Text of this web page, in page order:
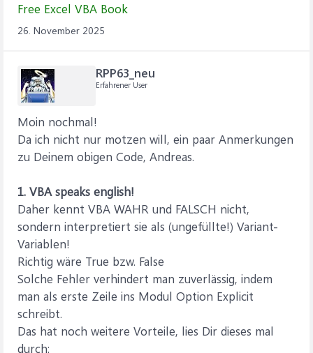
Free Excel VBA Book
26. November 2025
RPP63_neu
Erfahrener User
Moin nochmal!
Da ich nicht nur motzen will, ein paar Anmerkungen
zu Deinem obigen Code, Andreas.
1. VBA speaks english!
Daher kennt VBA WAHR und FALSCH nicht,
sondern interpretiert sie als (ungefüllte!) Variant-
Variablen!
Richtig wäre True bzw. False
Solche Fehler verhindert man zuverlässig, indem
man als erste Zeile ins Modul Option Explicit
schreibt.
Das hat noch weitere Vorteile, lies Dir dieses mal
durch: